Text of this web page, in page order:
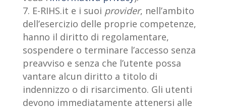
E-RIHS.it e i suoi provider, nell’ambito
dell’esercizio delle proprie competenze,
hanno il diritto di regolamentare,
sospendere o terminare l’accesso senza
preavviso e senza che l’utente possa
vantare alcun diritto a titolo di
indennizzo o di risarcimento. Gli utenti
devono immediatamente attenersi alle